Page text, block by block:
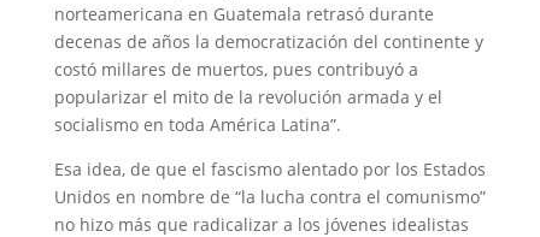
norteamericana en Guatemala retrasó durante
decenas de años la democratización del continente y
costó millares de muertos, pues contribuyó a
popularizar el mito de la revolución armada y el
socialismo en toda América Latina”.
Esa idea, de que el fascismo alentado por los Estados
Unidos en nombre de “la lucha contra el comunismo”
no hizo más que radicalizar a los jóvenes idealistas